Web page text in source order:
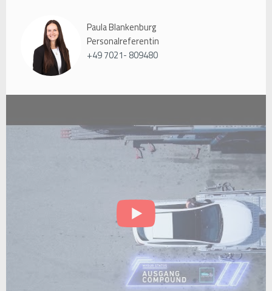
Paula Blankenburg
Personalreferentin
+49 7021- 809480